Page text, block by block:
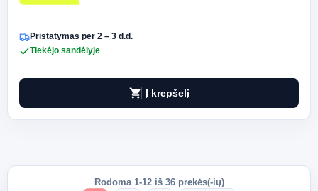
Pristatymas per 2 – 3 d.d.
Tiekėjo sandėlyje
shopping_cart Į krepšelį
Rodoma 1-12 iš 36 prekės(-ių)